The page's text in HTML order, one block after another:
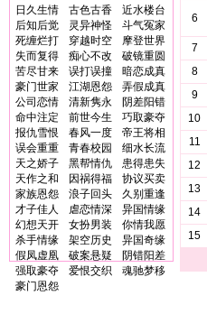
日久生情
古色古香
近水楼台
后知后觉
灵异神怪
斗气冤家
死缠烂打
穿越时空
摩登世界
失而复得
痴心不改
破镜重圆
苦尽甘来
误打误撞
暗恋成真
豪门世家
江湖恩怨
弄假成真
公司恋情
清新隽永
阴差阳错
命中注定
前世今生
巧取豪夺
报仇雪恨
春风一度
帝王将相
误会重重
青春校园
细水长流
天之娇子
黑帮情仇
患得患失
天作之和
因祸得福
协议买卖
家族恩怨
浪子回头
久别重逢
才子佳人
虐恋情深
异国情缘
幻想天开
女扮男装
你情我愿
杀手情缘
架空历史
异国奇缘
假凤虚凰
破案悬疑
阴错阳差
强取豪夺
爱恨交织
魂驰梦移
豪门恩怨
6
7
8
9
10
11
12
13
14
15